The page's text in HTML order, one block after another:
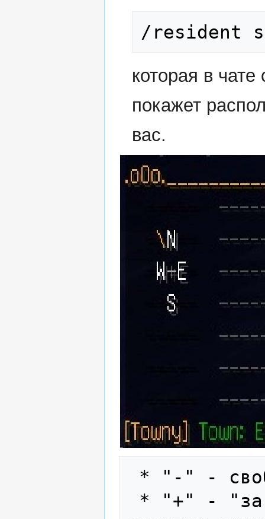
/resident
которая в
покажет
вас.